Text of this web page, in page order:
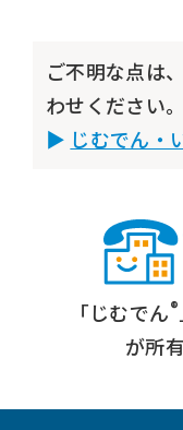
ご不明な点は
わせください。
じむでん・
「じむでん®
が所